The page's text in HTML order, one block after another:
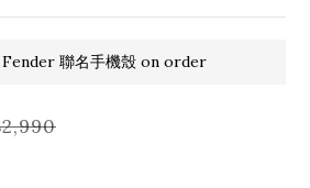
聯名手機殼 on order